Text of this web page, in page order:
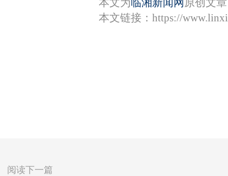
本文为 临湘新闻网 原创文
本文链接： https://
阅读下一篇